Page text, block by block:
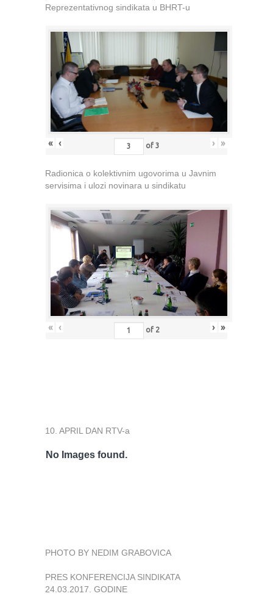
Reprezentativnog sindikata u BHRT-u
« ‹ of 3 › »
Radionica o kolektivnim ugovorima u Javnim
servisima i ulozi novinara u sindikatu
« ‹ of 2 › »
10. APRIL DAN RTV-a
No Images found.
PHOTO BY NEDIM GRABOVICA
PRES KONFERENCIJA SINDIKATA
24.03.2017. GODINE